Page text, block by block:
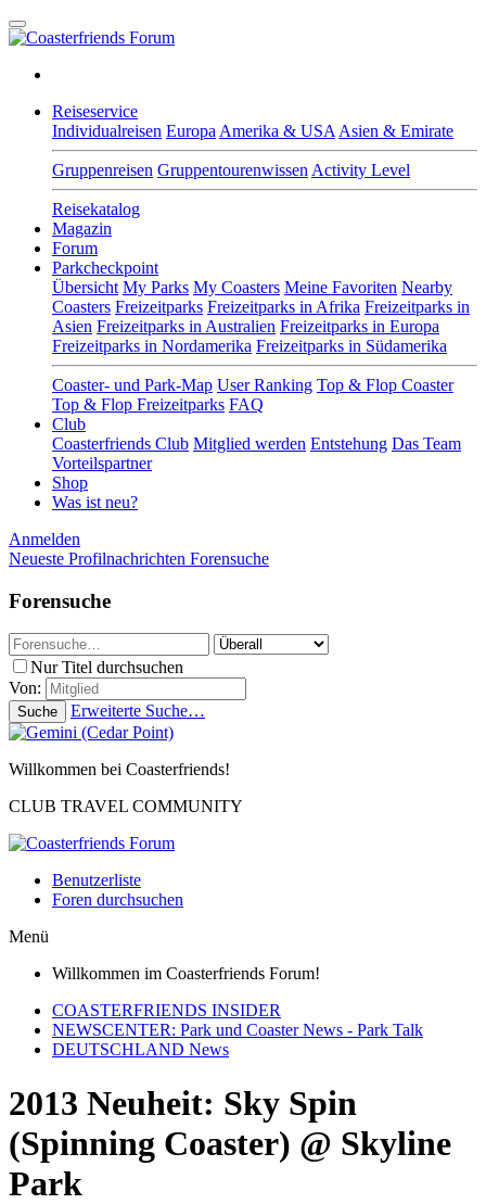
Reiseservice
Individualreisen Europa Amerika & USA Asien & Emirate
Gruppenreisen Gruppentourenwissen Activity Level
Reisekatalog
Magazin
Forum
Parkcheckpoint
Übersicht My Parks My Coasters Meine Favoriten Nearby
Coasters Freizeitparks Freizeitparks in Afrika Freizeitparks in
Asien Freizeitparks in Australien Freizeitparks in Europa
Freizeitparks in Nordamerika Freizeitparks in Südamerika
Coaster- und Park-Map User Ranking Top & Flop Coaster
Top & Flop Freizeitparks FAQ
Club
Coasterfriends Club Mitglied werden Entstehung Das Team
Vorteilspartner
Shop
Was ist neu?
Anmelden
Neueste Profilnachrichten Forensuche
Forensuche
Nur Titel durchsuchen
Von:
Suche Erweiterte Suche…
Willkommen bei Coasterfriends!
CLUB TRAVEL COMMUNITY
Benutzerliste
Foren durchsuchen
Menü
Willkommen im Coasterfriends Forum!
COASTERFRIENDS INSIDER
NEWSCENTER: Park und Coaster News - Park Talk
DEUTSCHLAND News
2013 Neuheit: Sky Spin
(Spinning Coaster) @ Skyline
Park